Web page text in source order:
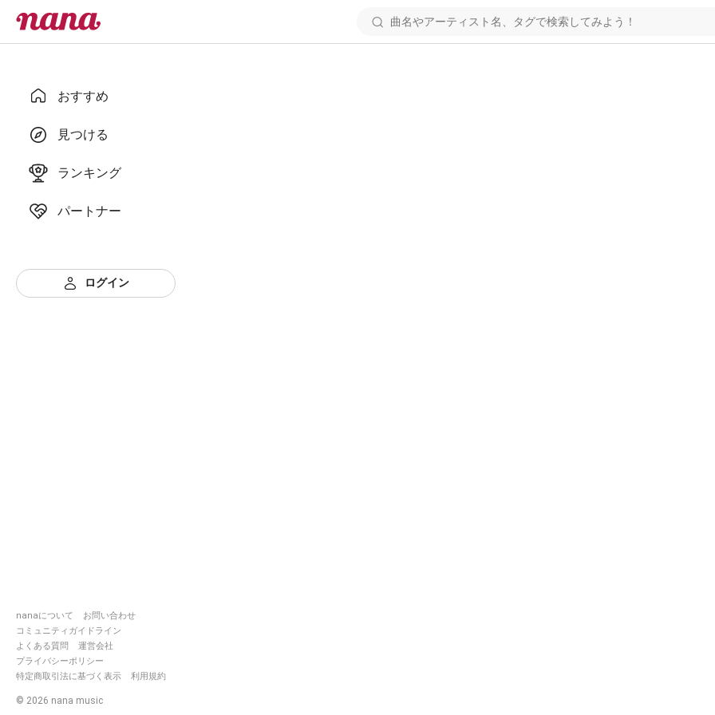
おすすめ
見つける
ランキング
パートナー
ログイン
nanaについて
お問い合わせ
コミュニティガイドライン
よくある質問
運営会社
プライバシーポリシー
特定商取引法に基づく表示
利用規約
© 2026 nana music